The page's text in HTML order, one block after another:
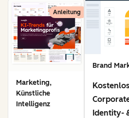
Anleitung
Marketing,
Künstliche
Intelligenz
Brand
Identity-